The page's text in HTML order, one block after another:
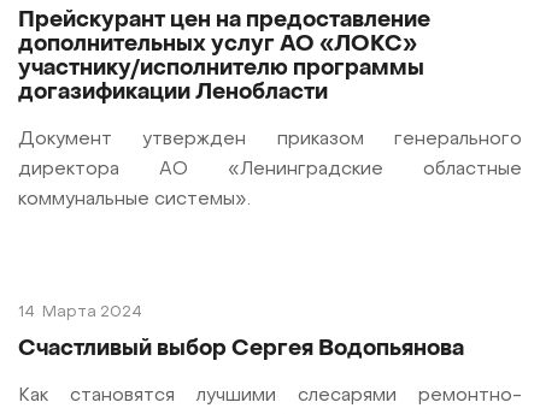
Прейскурант цен на предоставление
дополнительных услуг АО «ЛОКС»
участнику/исполнителю программы
догазификации Ленобласти
Документ утвержден приказом генерального
директора АО «Ленинградские областные
коммунальные системы».
14 Марта 2024
Счастливый выбор Сергея Водопьянова
Как становятся лучшими слесарями ремонтно-